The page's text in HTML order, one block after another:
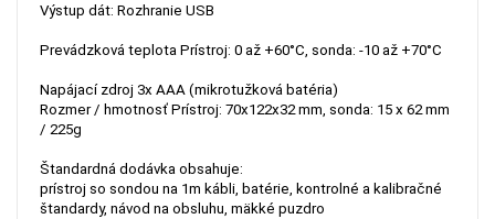
Výstup dát: Rozhranie USB
Prevádzková teplota Prístroj: 0 až +60°C, sonda: -10 až +70°C
Napájací zdroj 3x AAA (mikrotužková batéria)
Rozmer / hmotnosť Prístroj: 70x122x32 mm, sonda: 15 x 62 mm
/ 225g
Štandardná dodávka obsahuje:
prístroj so sondou na 1m kábli, batérie, kontrolné a kalibračné
štandardy, návod na obsluhu, mäkké puzdro